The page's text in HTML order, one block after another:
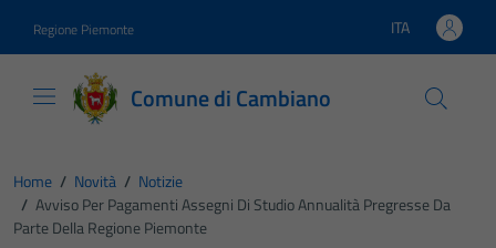
Regione Piemonte Lingua attiva:
ITA
Comune di Cambiano
Home / Novità / Notizie
/ Avviso Per Pagamenti Assegni Di Studio Annualità Pregresse Da
Parte Della Regione Piemonte